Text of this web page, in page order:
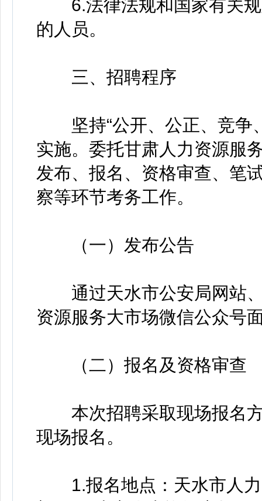
6.法律法规和国家有关规
的人员。
三、招聘程序
坚持“公开、公正、竞争
实施。委托甘肃人力资源服
发布、报名、资格审查、笔
察等环节考务工作。
（一）发布公告
通过天水市公安局网站、
资源服务大市场微信公众号
（二）报名及资格审查
本次招聘采取现场报名方
现场报名。
1.报名地点：天水市人力